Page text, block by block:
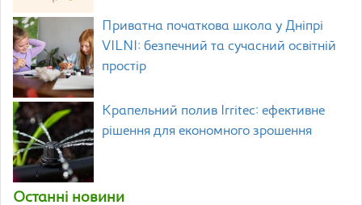
Приватна початкова школа у Дніпрі
VILNI: безпечний та сучасний освітній
простір
Крапельний полив Irritec: ефективне
рішення для економного зрошення
Останні новини